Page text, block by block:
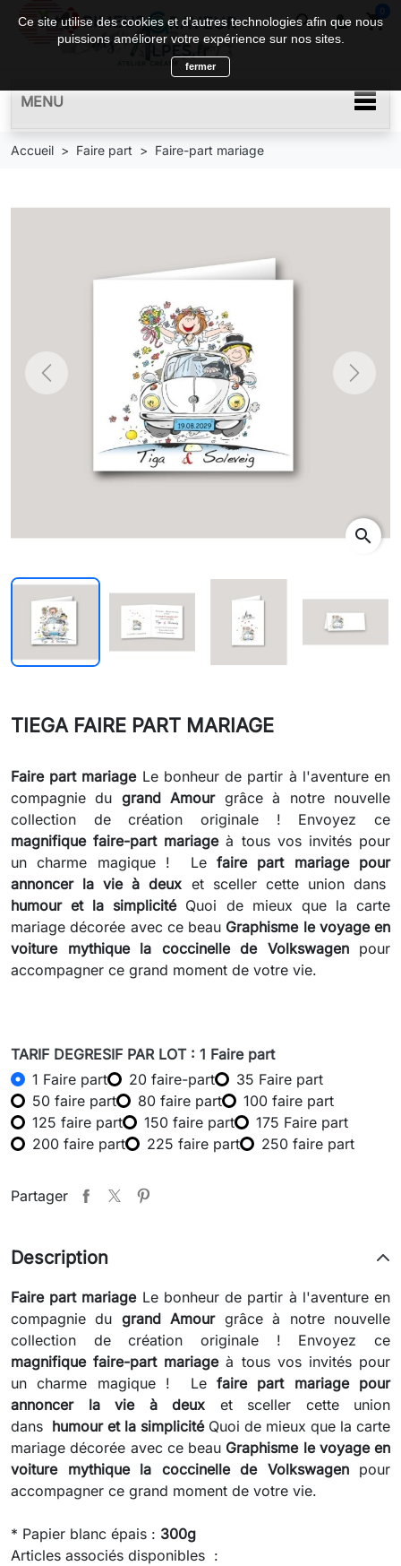
search  shopping_cart
0
MENU
Accueil Faire part Faire-part mariage
Previous Next
search
TIEGA FAIRE PART MARIAGE
Faire part mariageLe bonheur de partir à l'aventure en
compagnie du grand Amour grâce à notre nouvelle
collection de création originale ! Envoyez ce
magnifique faire-part mariageà tous vos invités pour
un charme magique ! Le faire part mariage pour
annoncer la vie à deux et sceller cette union dans
humour et la simplicité Quoi de mieux que la carte
mariage décorée avec ce beau Graphisme le voyage en
voiture mythique la coccinelle de Volkswagen pour
accompagner ce grand moment de votre vie.
TARIF DEGRESIF PAR LOT : 1 Faire part
1 Faire part
20 faire-part
35 Faire part
50 faire part
80 faire part
100 faire part
125 faire part
150 faire part
175 Faire part
200 faire part
225 faire part 250 faire part
Partager
Description
Faire part mariageLe bonheur de partir à l'aventure en
compagnie du grand Amour grâce à notre nouvelle
collection de création originale ! Envoyez ce
magnifique faire-part mariageà tous vos invités pour
un charme magique ! Le faire part mariage pour
annoncer la vie à deux et sceller cette union
dans humour et la simplicité Quoi de mieux que la carte
mariage décorée avec ce beau Graphisme le voyage en
voiture mythique la coccinelle de Volkswagen pour
accompagner ce grand moment de votre vie.
* Papier blanc épais : 300g
Articles associés disponibles :
Ce site utilise des cookies et d'autres technologies afin que nous
puissions améliorer votre expérience sur nos sites.
fermer